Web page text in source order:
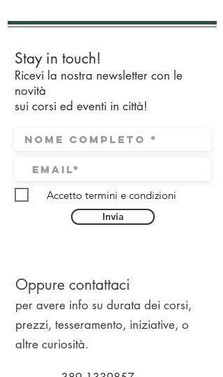
Stay in touch!
Ricevi la nostra newsletter con le
novità
sui corsi ed eventi in città!
Accetto termini e condizioni
Invia
Oppure contattaci
per avere info su durata dei corsi,
prezzi, tesseramento, iniziative, o
altre curiosità.